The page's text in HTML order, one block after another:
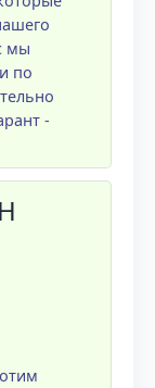
мы
по
-